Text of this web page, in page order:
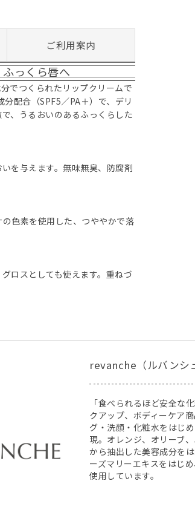
ご利用案内
っくら唇へ
でつくられたリップクリームで
配合（SPF5／PA＋）で、デリ
、うるおいのあるふっくらした
を与えます。無味無臭、防腐剤
色素を使用した、つややかで落
ロスとしても使えます。重ねづ
revanche（ルバンシ
「食べられるほど安全な
クアップ、ボディーケア
グ・洗顔・化粧水をはじ
現。オレンジ、オリーブ
から抽出した美容成分を
ーズマリーエキスをはじ
使用しています。